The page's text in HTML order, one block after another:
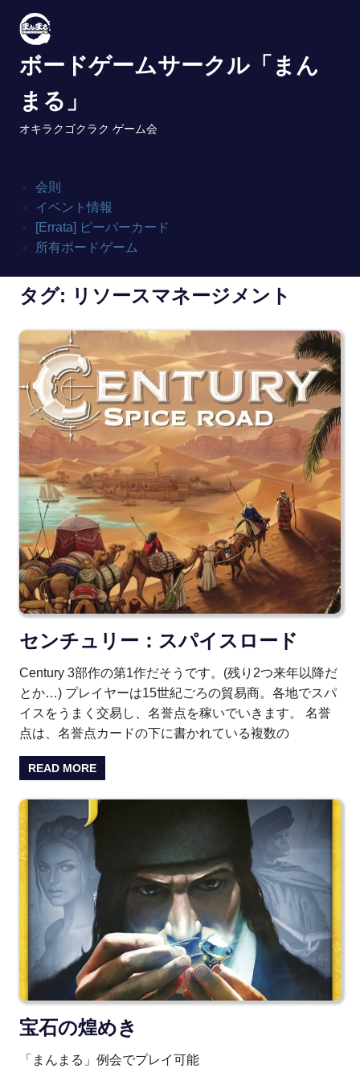
content
ボードゲームサークル「まん
まる」
オキラクゴクラク ゲーム会
会則
イベント情報
[Errata] ピーパーカード
所有ボードゲーム
タグ: リソースマネージメント
センチュリー：スパイスロード
Century 3部作の第1作だそうです。(残り2つ来年以降だ
とか…) プレイヤーは15世紀ごろの貿易商。各地でスパ
イスをうまく交易し、名誉点を稼いでいきます。 名誉
点は、名誉点カードの下に書かれている複数の
READ MORE
宝石の煌めき
「まんまる」例会でプレイ可能